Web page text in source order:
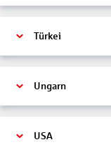
Türkei
Ungarn
USA